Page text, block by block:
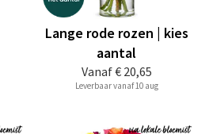
Vanaf€ 20,65
Lange rode rozen | kies
aantal
Leverbaar vanaf 10 aug